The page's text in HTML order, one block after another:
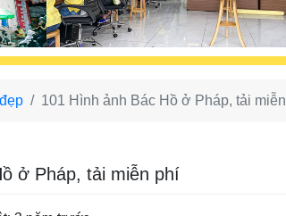
101 Hình ảnh Bác Hồ ở Pháp, tải
ở Pháp, tải miễn phí